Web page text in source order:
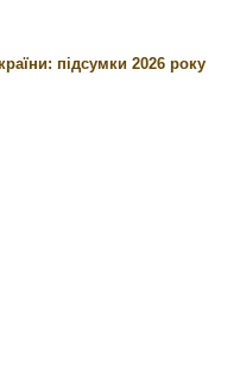
підсумки 2026 року